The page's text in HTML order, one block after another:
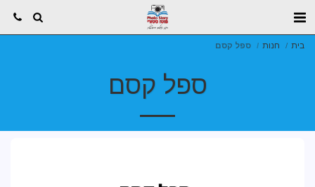
בית חנות ספל קסם
ספל קסם